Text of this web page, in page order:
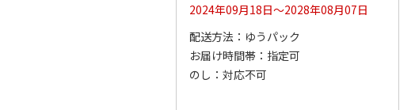
ポムポムプリン30th
ション
4,950円
(送料別・税込)
リラックマ／クリア
2024年09月18日～2028年08月07日
配送方法
ゆうパック
お届け時間帯
指定可
のし
対応不可